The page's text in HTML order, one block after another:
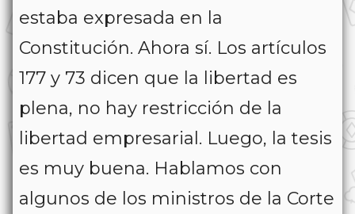
estaba expresada en la
Constitución. Ahora sí. Los artículos
177 y 73 dicen que la libertad es
plena, no hay restricción de la
libertad empresarial. Luego, la tesis
es muy buena. Hablamos con
algunos de los ministros de la Corte